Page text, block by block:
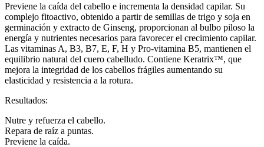
Previene la caída del cabello e incrementa la densidad capilar. Su
complejo fitoactivo, obtenido a partir de semillas de trigo y soja en
germinación y extracto de Ginseng, proporcionan al bulbo piloso la
energía y nutrientes necesarios para favorecer el crecimiento capilar.
Las vitaminas A, B3, B7, E, F, H y Pro-vitamina B5, mantienen el
equilibrio natural del cuero cabelludo. Contiene Keratrix™, que
mejora la integridad de los cabellos frágiles aumentando su
elasticidad y resistencia a la rotura.
Resultados:
Nutre y refuerza el cabello.
Repara de raíz a puntas.
Previene la caída.